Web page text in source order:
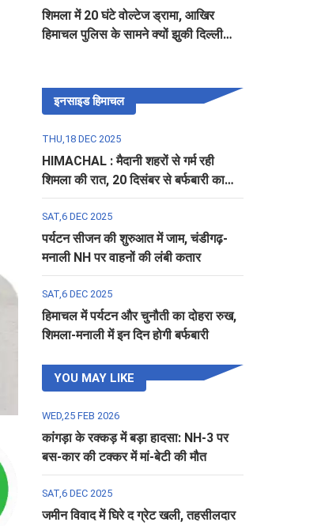
शिमला में 20 घंटे वोल्टेज ड्रामा, आखिर
हिमाचल पुलिस के सामने क्यों झुकी दिल्ली
इनसाइड हिमाचल
THU,18 DEC 2025
HIMACHAL : मैदानी शहरों से गर्म रही
शिमला की रात, 20 दिसंबर से बर्फबारी का
अलर्ट
SAT,6 DEC 2025
पर्यटन सीजन की शुरुआत में जाम, चंडीगढ़-
मनाली NH पर वाहनों की लंबी कतार
SAT,6 DEC 2025
हिमाचल में पर्यटन और चुनौती का दोहरा रुख,
शिमला-मनाली में इन दिन होगी बर्फबारी
YOU MAY LIKE
WED,25 FEB 2026
कांगड़ा के रक्कड़ में बड़ा हादसा: NH-3 पर
बस-कार की टक्कर में मां-बेटी की मौत
SAT,6 DEC 2025
जमीन विवाद में घिरे द ग्रेट खली, तहसीलदार